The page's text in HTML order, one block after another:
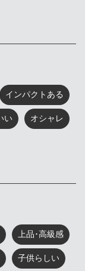
インパクトある
い オシャレ
上品･高級感
子供らしい